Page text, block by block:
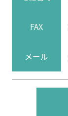
FAX
メール